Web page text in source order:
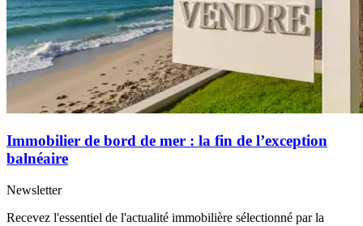
Immobilier de bord de mer : la fin de l’exception
balnéaire
Newsletter
Recevez l'essentiel de l'actualité immobilière sélectionné par la